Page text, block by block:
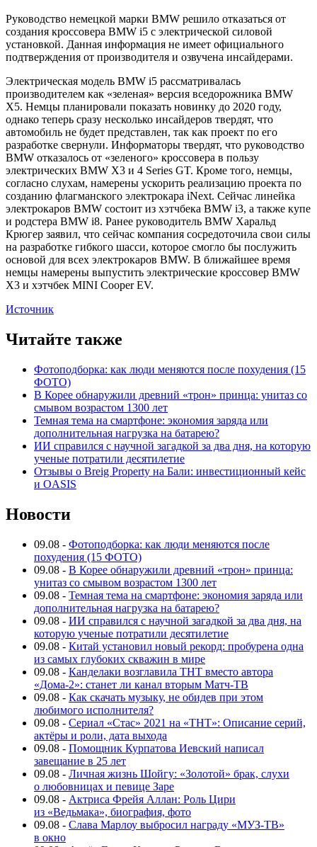
Руководство немецкой марки BMW решило отказаться от
создания кроссовера BMW i5 с электрической силовой
установкой. Данная информация не имеет официального
подтверждения от производителя и озвучена инсайдерами.
Электрическая модель BMW i5 рассматривалась
производителем как «зеленая» версия вседорожника BMW
X5. Немцы планировали показать новинку до 2020 году,
однако теперь сразу несколько инсайдеров твердят, что
автомобиль не будет представлен, так как проект по его
разработке свернули. Информаторы твердят, что руководство
BMW отказалось от «зеленого» кроссовера в пользу
электрических BMW X3 и 4 Series GT. Кроме того, немцы,
согласно слухам, намерены ускорить реализацию проекта по
созданию флагманского электрокара iNext. Сейчас линейка
электрокаров BMW состоит из хэтчбека BMW i3, а также купе
и родстера BMW i8. Ранее руководитель BMW Харальд
Крюгер заявил, что сейчас компания сосредоточила свои силы
на разработке гибкого шасси, которое смогло бы послужить
основой для всех электрокаров BMW. В ближайшее время
немцы намерены выпустить электрические кроссовер BMW
X3 и хэтчбек MINI Cooper EV.
Источник
Читайте также
Фотоподборка: как люди меняются после похудения (15
ФОТО)
В Корее обнаружили древний «трон» принца: унитаз со
смывом возрастом 1300 лет
Темная тема на смартфоне: экономия заряда или
дополнительная нагрузка на батарею?
ИИ справился с научной загадкой за два дня, на которую
ученые потратили десятилетие
Отзывы о Breig Property на Бали: инвестиционный кейс
и OASIS
Новости
09.08 - Фотоподборка: как люди меняются после
похудения (15 ФОТО)
09.08 - В Корее обнаружили древний «трон» принца:
унитаз со смывом возрастом 1300 лет
09.08 - Темная тема на смартфоне: экономия заряда или
дополнительная нагрузка на батарею?
09.08 - ИИ справился с научной загадкой за два дня, на
которую ученые потратили десятилетие
09.08 - Китай установил новый рекорд: пробурена одна
из самых глубоких скважин в мире
09.08 - Канделаки возглавила ТНТ вместо автора
«Дома-2»: станет ли канал вторым Матч-ТВ
09.08 - Как скачать музыку, не обидев при этом
любимого исполнителя?
09.08 - Сериал «Стас» 2021 на «ТНТ»: Описание серий,
актёры и роли, дата выхода
09.08 - Помощник Курпатова Иевский написал
завещание в 25 лет
09.08 - Личная жизнь Шойгу: «Золотой» брак, слухи
о любовницах и певице Заре
09.08 - Актриса Фрейя Аллан: Роль Цири
из «Ведьмака», биография, фото
09.08 - Слава Марлоу выбросил награду «МУЗ-ТВ»
в окно